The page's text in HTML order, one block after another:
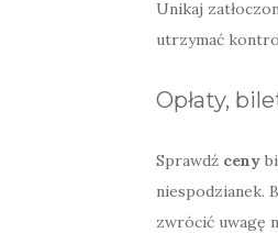
Unikaj
utrzymać
Opłaty,
Sprawdź ceny
niespodzianek.
zwrócić uwagę